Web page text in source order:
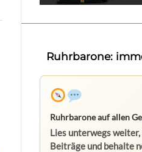
Ruhrbarone:
Ruhrbarone auf allen
Lies unterwegs
Beiträge und behalte